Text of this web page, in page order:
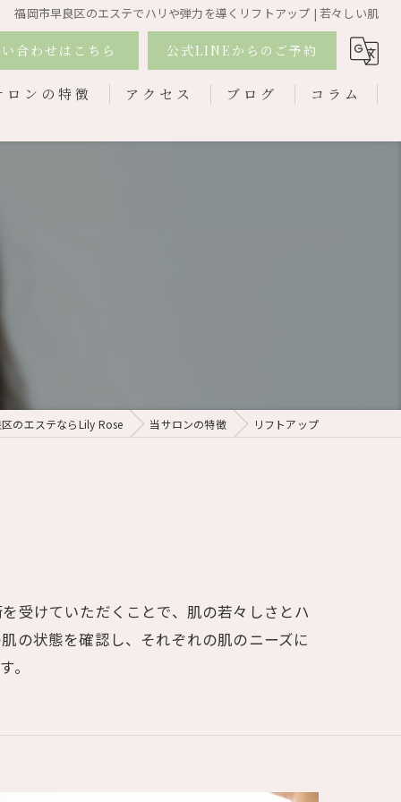
福岡市早良区のエステでハリや弾力を導くリフトアップ | 若々しい肌
合わせはこちら 公式LINEからのご予約
ロンの特徴 アクセス ブログ コラム
のエステならLily Rose 当サロンの特徴 リフトアップ
受けていただくことで、肌の若々しさとハ
の状態を確認し、それぞれの肌のニーズに
。